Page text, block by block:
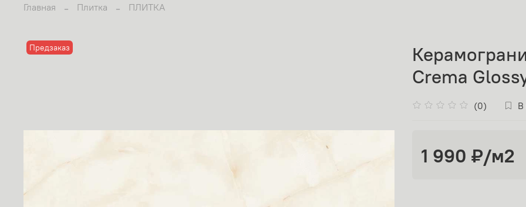
Главная Плитка ПЛИТКА
Предзаказ
Crema
(0) В
1 990 ₽/м2